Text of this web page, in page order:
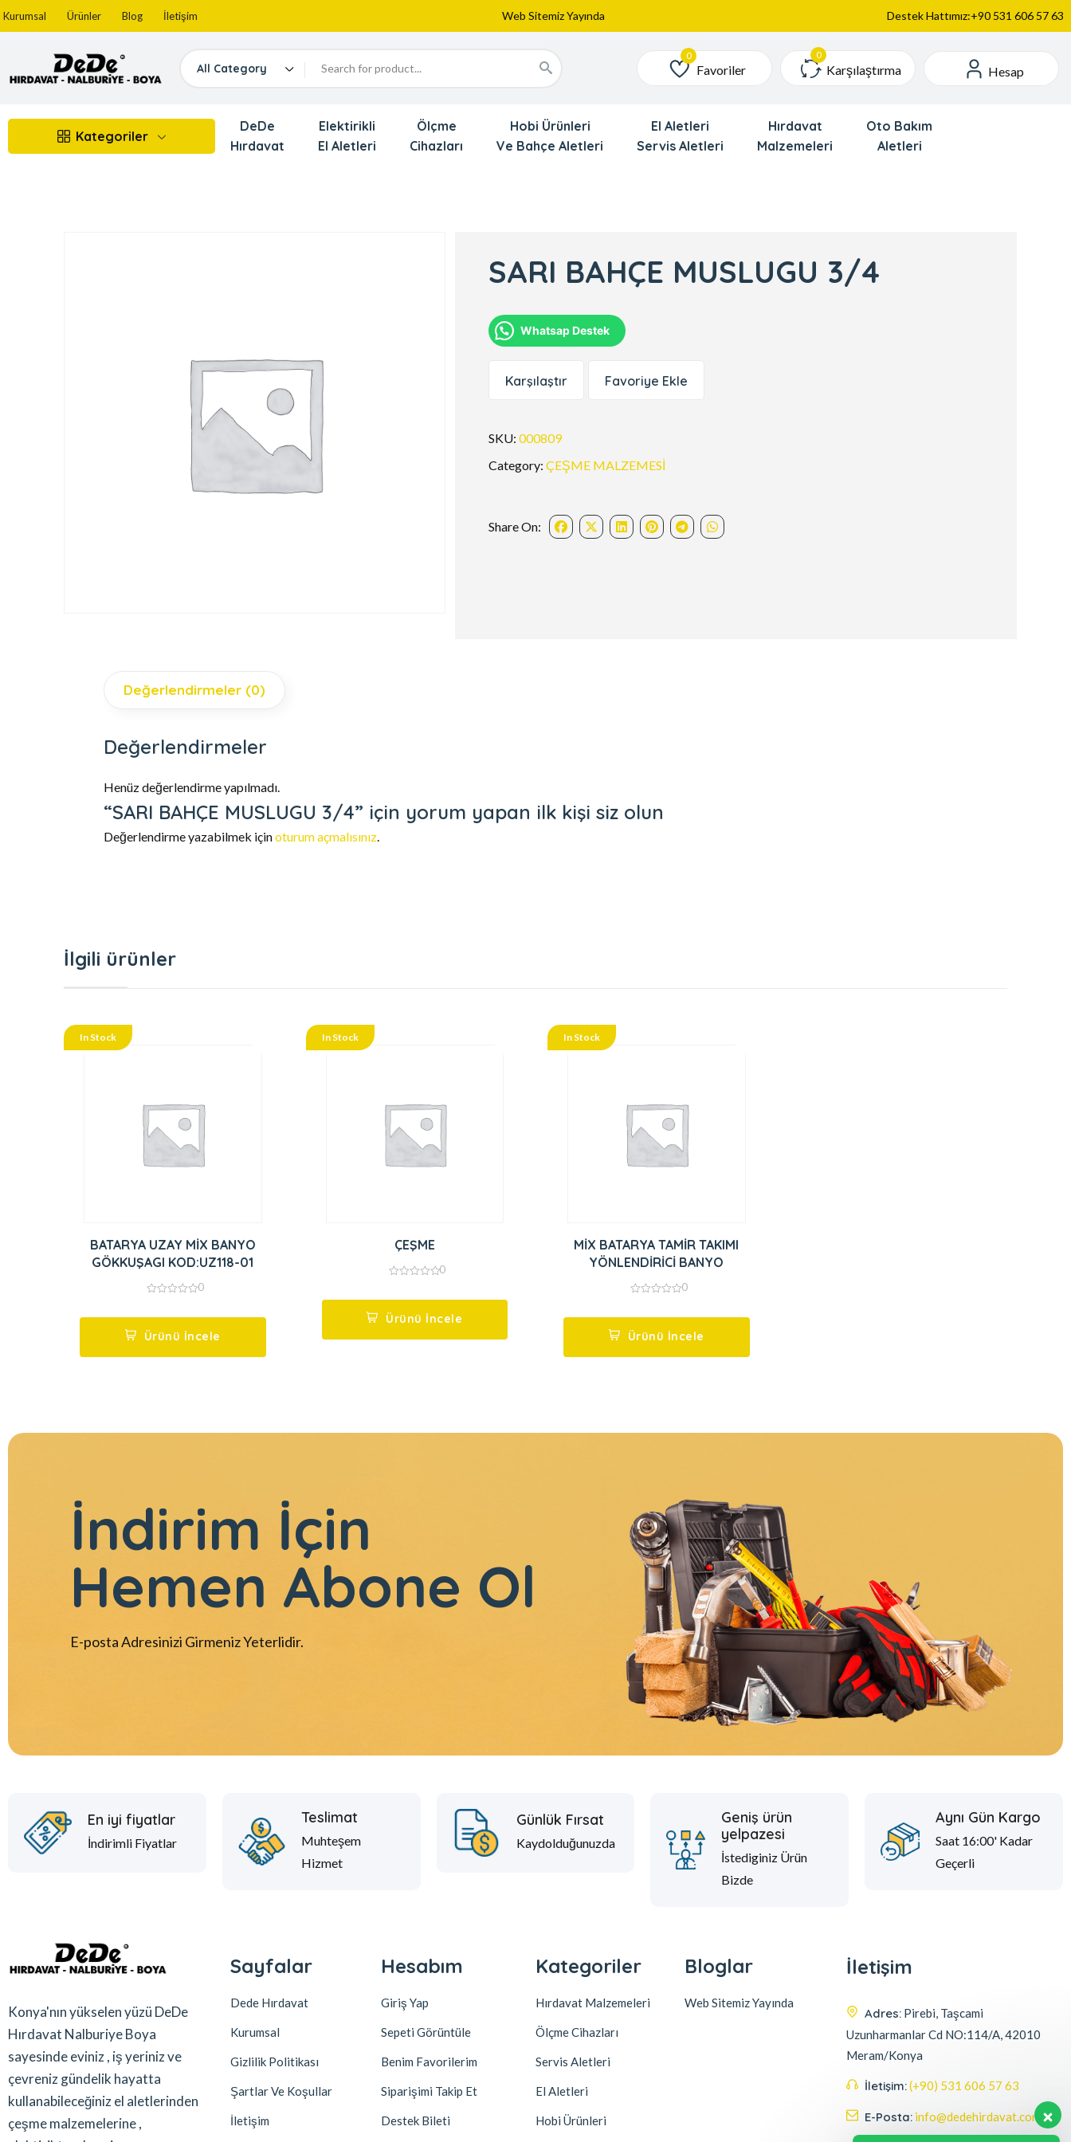
Kurumsal Ürünler Blog İletişim
Web Sitemiz Yayında
Yeni Eklenen Ürünlerimizi İnceledinizmi ?
Destek Hattımız:+90 531 606 57 63
All Category Favoriler
Favoriler Karşılaştırma Hesap
Kategoriler
DeDe
Hırdavat
Elektirikli
El Aletleri
Ölçme
Cihazları
Hobi Ürünleri
Ve Bahçe Aletleri
El Aletleri
Servis Aletleri
Hırdavat
Malzemeleri
Oto Bakım
Aletleri
SARI BAHÇE MUSLUGU 3/4
Whatsap Destek
Karşılaştır Favoriye Ekle
SKU:000809
Category:ÇEŞME MALZEMESİ
Share On:
Değerlendirmeler (0)
Değerlendirmeler
Henüz değerlendirme yapılmadı.
“SARI BAHÇE MUSLUGU 3/4” için yorum yapan ilk kişi siz olun
Değerlendirme yazabilmek içinoturum açmalısınız.
İlgili ürünler
In Stock
BATARYA UZAY MİX BANYO
GÖKKUŞAGI KOD:UZ118-01
5
0
Ürünü İncele
In Stock
ÇEŞME
5
0
Ürünü İncele
In Stock
MİX BATARYA TAMİR TAKIMI
YÖNLENDİRİCİ BANYO
5
0
Ürünü İncele
İndirim İçin
Hemen Abone Ol
E-posta Adresinizi Girmeniz Yeterlidir.
En iyi fiyatlar
İndirimli Fiyatlar
Teslimat
Muhteşem
Hizmet
Günlük Fırsat
Kaydolduğunuzda
Geniş ürün
yelpazesi
İstediginiz Ürün
Bizde
Aynı Gün Kargo
Saat 16:00' Kadar
Geçerli
Konya'nın yükselen yüzü DeDe
Hırdavat Nalburiye Boya
sayesinde eviniz , iş yeriniz ve
çevreniz gündelik hayatta
kullanabileceğiniz el aletlerinden
çeşme malzemelerine ,
Sayfalar
Dede Hırdavat
Kurumsal
Gizlilik Politikası
Şartlar Ve Koşullar
İletişim
Hesabım
Giriş Yap
Sepeti Görüntüle
Benim Favorilerim
Siparişimi Takip Et
Destek Bileti
Kategoriler
Hırdavat Malzemeleri
Ölçme Cihazları
Servis Aletleri
El Aletleri
Hobi Ürünleri
Bloglar
Web Sitemiz Yayında
İletişim
Adres: Pirebi, Taşcami
Uzunharmanlar Cd NO:114/A, 42010
Meram/Konya
İletişim:(+90) 531 606 57 63
E-Posta: info@dedehirdavat.com